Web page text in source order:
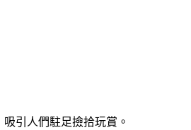
引人們駐足撿拾玩賞。